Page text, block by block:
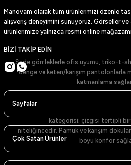
Suni Deri Ceket: Düz yüzey, modern kesim ve
Kahverengi Suni Deri Ceket: Sıcak
Siyah Kışlık Suni Deri Ceket
: Soğuk
Kahverengi Kışlık Suni Deri Ceket:
Sade gömleklerle ofis uyumu, triko-t-
denge ve keten/karışım pantolonlarla
katmanlama
Gömlekler: Net Yaka,
kategorisi; çizgisi tertipli bir
niteliğindedir. Pamuk ve karışım
boyu konfor
Renk Skalası ve
Manovam olarak tüm ürünlerimizi özenle
alışveriş deneyimini sunuyoruz. Görseller ve
ürünlerimize yalnızca resmi online
BİZİ TAKİP EDİN
Sayfalar
Çok Satan Ürünler